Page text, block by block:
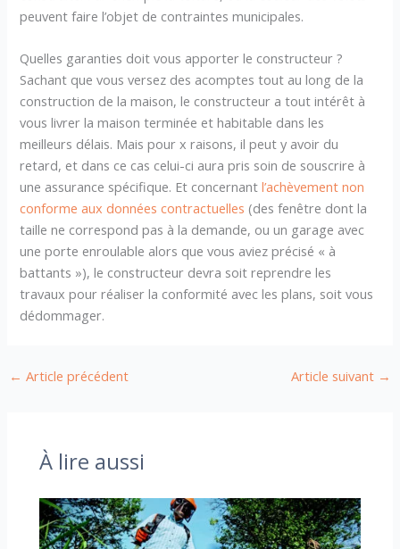
peuvent faire l’objet de contraintes municipales.
Quelles garanties doit vous apporter le constructeur ?
Sachant que vous versez des acomptes tout au long de la
construction de la maison, le constructeur a tout intérêt à
vous livrer la maison terminée et habitable dans les
meilleurs délais. Mais pour x raisons, il peut y avoir du
retard, et dans ce cas celui-ci aura pris soin de souscrire à
une assurance spécifique. Et concernantl’achèvement non
conforme aux données contractuelles (des fenêtre dont la
taille ne correspond pas à la demande, ou un garage avec
une porte enroulable alors que vous aviez précisé « à
battants »), le constructeur devra soit reprendre les
travaux pour réaliser la conformité avec les plans, soit vous
dédommager.
← Article précédent Article suivant →
À lire aussi